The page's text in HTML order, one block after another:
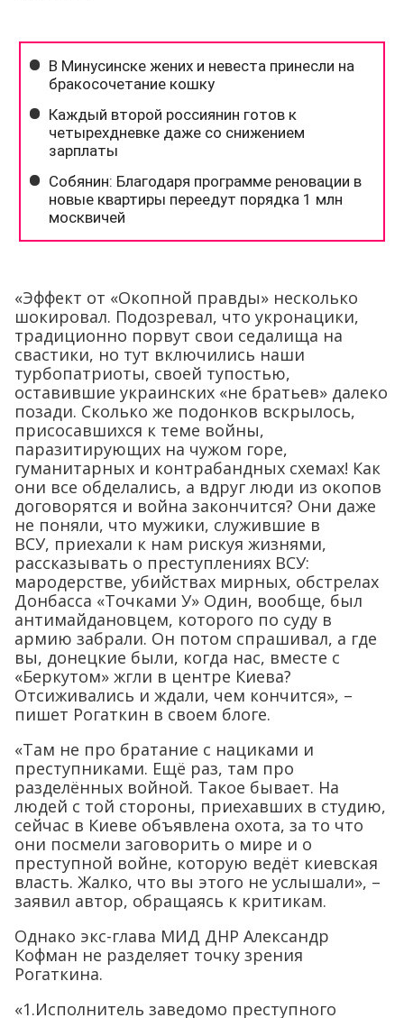
«Эффект от «Окопной правды» несколько
шокировал. Подозревал, что укронацики,
традиционно порвут свои седалища на
свастики, но тут включились наши
турбопатриоты, своей тупостью,
оставившие украинских «не братьев» далеко
позади. Сколько же подонков вскрылось,
присосавшихся к теме войны,
паразитирующих на чужом горе,
гуманитарных и контрабандных схемах! Как
они все обделались, а вдруг люди из окопов
договорятся и война закончится? Они даже
не поняли, что мужики, служившие в
ВСУ, приехали к нам рискуя жизнями,
рассказывать о преступлениях ВСУ:
мародерстве, убийствах мирных, обстрелах
Донбасса «Точками У» Один, вообще, был
антимайдановцем, которого по суду в
армию забрали. Он потом спрашивал, а где
вы, донецкие были, когда нас, вместе с
«Беркутом» жгли в центре Киева?
Отсиживались и ждали, чем кончится», –
пишет Рогаткин в своем блоге.
«Там не про братание с нациками и
преступниками. Ещё раз, там про
разделённых войной. Такое бывает. На
людей с той стороны, приехавших в студию,
сейчас в Киеве объявлена охота, за то что
они посмели заговорить о мире и о
преступной войне, которую ведёт киевская
власть. Жалко, что вы этого не услышали», –
заявил автор, обращаясь к критикам.
Однако экс-глава МИД ДНР Александр
Кофман не разделяет точку зрения
Рогаткина.
«1.Исполнитель заведомо преступного